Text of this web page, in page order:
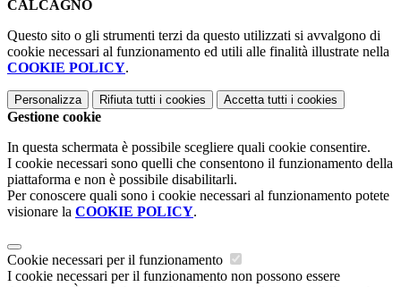
CALCAGNO
Questo sito o gli strumenti terzi da questo utilizzati si avvalgono di
cookie necessari al funzionamento ed utili alle finalità illustrate nella
COOKIE POLICY.
Personalizza Rifiuta tutti i cookies Accetta tutti i cookies
Gestione cookie
In questa schermata è possibile scegliere quali cookie consentire.
I cookie necessari sono quelli che consentono il funzionamento della
piattaforma e non è possibile disabilitarli.
Per conoscere quali sono i cookie necessari al funzionamento potete
visionare la COOKIE POLICY.
Cookie necessari per il funzionamento
I cookie necessari per il funzionamento non possono essere